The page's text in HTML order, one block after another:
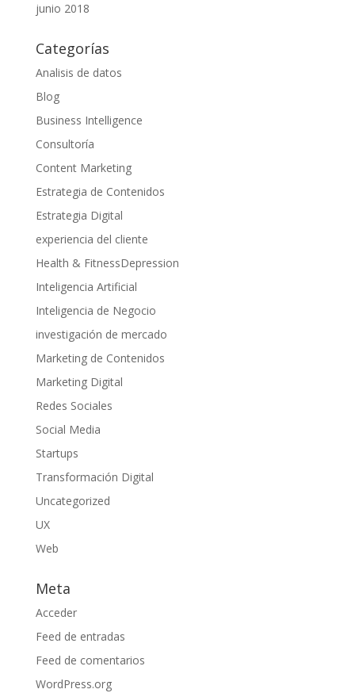
junio 2018
Categorías
Analisis de datos
Blog
Business Intelligence
Consultoría
Content Marketing
Estrategia de Contenidos
Estrategia Digital
experiencia del cliente
Health & FitnessDepression
Inteligencia Artificial
Inteligencia de Negocio
investigación de mercado
Marketing de Contenidos
Marketing Digital
Redes Sociales
Social Media
Startups
Transformación Digital
Uncategorized
UX
Web
Meta
Acceder
Feed de entradas
Feed de comentarios
WordPress.org